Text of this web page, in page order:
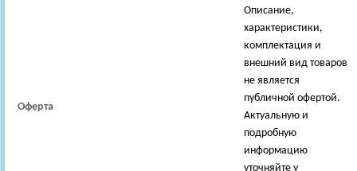
Оферта
Описание,
характеристики,
комплектация и
внешний вид товаров
не является
публичной офертой.
Актуальную и
подробную
информацию
уточняйте у